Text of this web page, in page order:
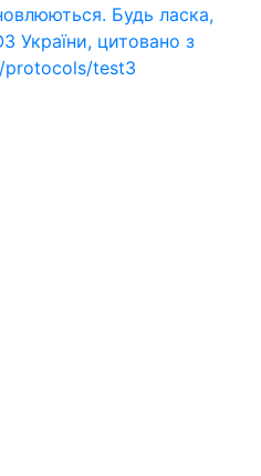
Будь ласка,
України, цитовано з
protocols/test3